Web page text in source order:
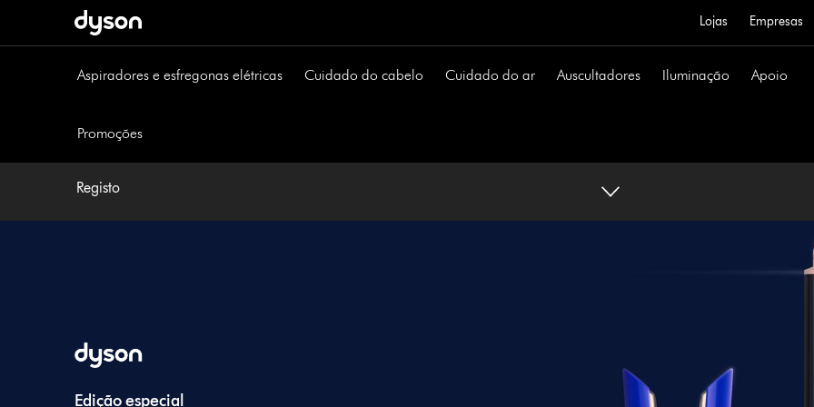
Lojas Empresas
Aspiradores e esfregonas elétricas Cuidado do cabelo Cuidado do ar Auscultadores Iluminação Apoio
Promoções
Registo
Edição especial